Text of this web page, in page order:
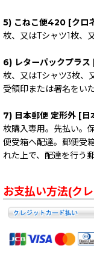
5) こねこ便420 [クロ
枚、又はTシャツ1枚、
6) レターパックプラス
枚、又はTシャツ3枚、
受領印または署名をい
7) 日本郵便 定形外 [日
枚購入専用。先払い。
便受箱へ配達。郵便受
れた上で、配達を行う
お支払い方法(ク